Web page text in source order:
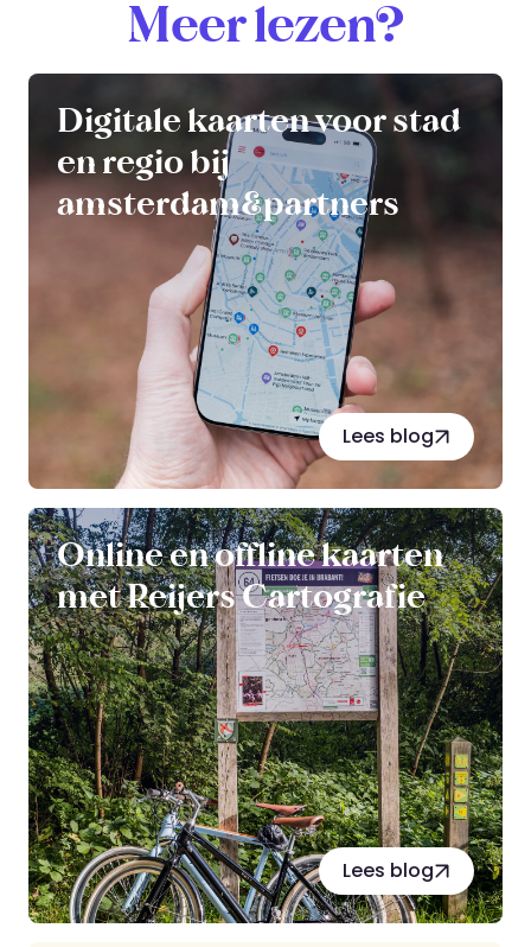
Meer lezen?
Digitale kaarten voor stad
en regio bij
amsterdam&partners
Lees blog
Online en offline kaarten
met Reijers Cartografie
Lees blog